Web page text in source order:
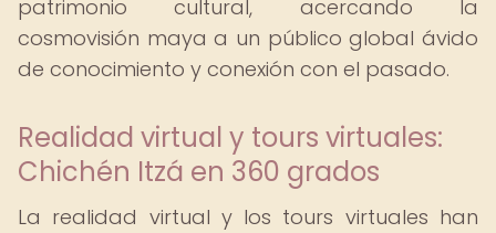
patrimonio cultural, acercando la
cosmovisión maya a un público global ávido
de conocimiento y conexión con el pasado.
Realidad virtual y tours virtuales:
Chichén Itzá en 360 grados
La realidad virtual y los tours virtuales han